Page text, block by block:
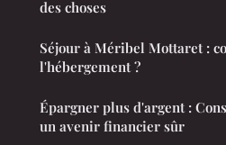
des choses
Séjour à Méribel Mottaret :
l'hébergement ?
Épargner plus d'argent :
un avenir financier sûr